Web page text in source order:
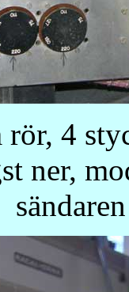
rör, 4
ner,